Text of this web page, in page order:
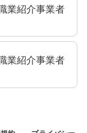
業紹介事業者
業紹介事業者